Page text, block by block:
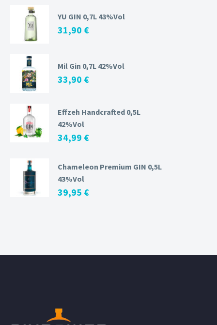
YU GIN 0,7L 43%Vol
31,90 €
Mil Gin 0,7L 42%Vol
33,90 €
Effzeh Handcrafted 0,5L
42%Vol
34,99 €
Chameleon Premium GIN 0,5L
43%Vol
39,95 €